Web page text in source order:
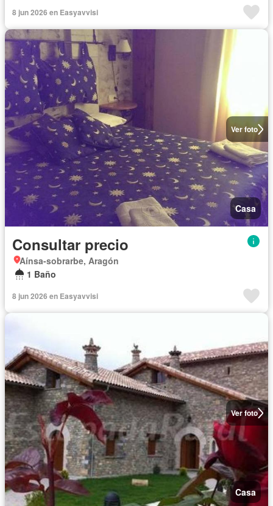
8 jun 2026 en Easyavvisi
Ver foto
Casa
Consultar precio
Aínsa-sobrarbe, Aragón
1 Baño
8 jun 2026 en Easyavvisi
Ver foto
Casa